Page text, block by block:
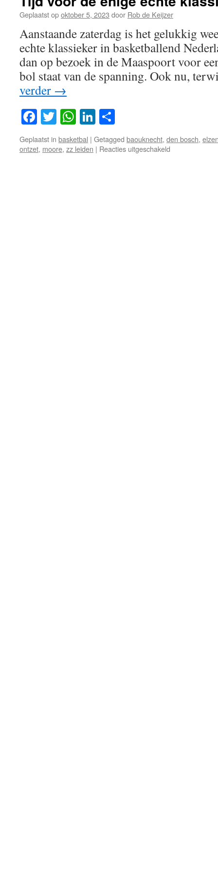
Geplaatst opoktober 5, 2023 door Rob de Keijzer
Aanstaande zaterdag is het gelukkig
echte klassieker in basketballend
dan op bezoek in de Maaspoort voor
bol staat van de spanning. Ook nu,
verder →
Facebook
TwitterWhatsApp
LinkedIn
Geplaatst in basketbal | Getagged baouknecht, den bosch,
ontzet, moore, zz leiden | Reacties uitgeschakeld